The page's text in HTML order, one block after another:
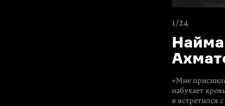
1/24
«Мне
набухает
я встретился